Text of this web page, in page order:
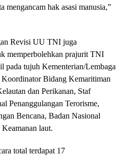
mengancam hak asasi manusia,”
Revisi UU TNI juga
memperbolehkan prajurit TNI
pada tujuh Kementerian/Lembaga
Bidang Kemaritiman
dan Perikanan, Staf
Penanggulangan Terorisme,
Bencana, Badan Nasional
laut.
total terdapat 17